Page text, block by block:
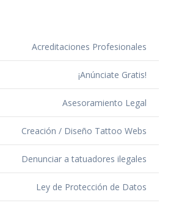
Acreditaciones Profesionales
¡Anúnciate Gratis!
Asesoramiento Legal
Creación / Diseño Tattoo Webs
Denunciar a tatuadores ilegales
Ley de Protección de Datos